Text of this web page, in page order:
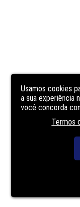
Usamos cookies
a sua experiência
você concorda
Termos